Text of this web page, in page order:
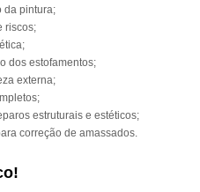
da pintura;
riscos;
dos estofamentos;
externa;
estruturais e estéticos;
correção de amassados.